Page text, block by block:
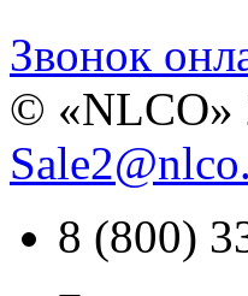
Звонок
© «NLCO»
Sale2@
8 (800)